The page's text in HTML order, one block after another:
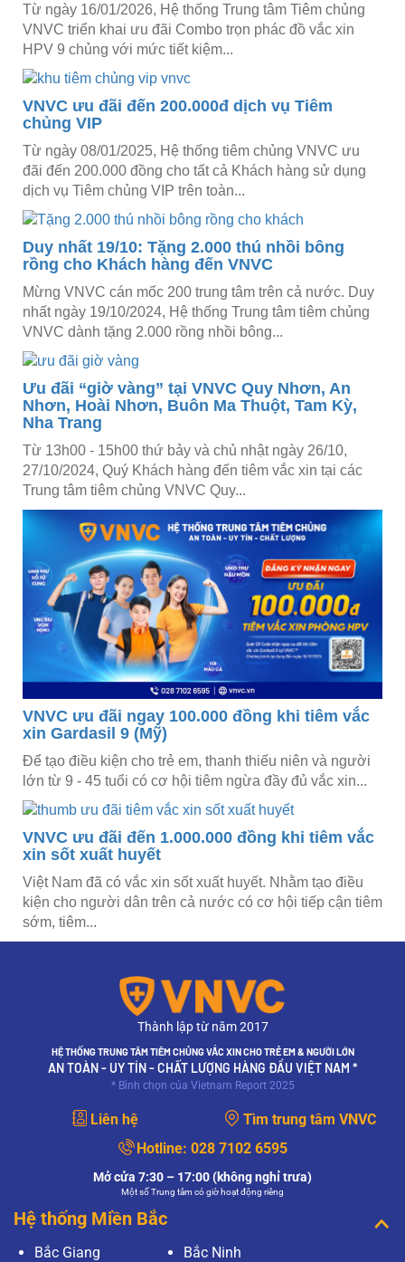
Từ ngày 16/01/2026, Hệ thống Trung tâm Tiêm chủng
VNVC triển khai ưu đãi Combo trọn phác đồ vắc xin
HPV 9 chủng với mức tiết kiệm...
VNVC ưu đãi đến 200.000đ dịch vụ Tiêm
chủng VIP
Từ ngày 08/01/2025, Hệ thống tiêm chủng VNVC ưu
đãi đến 200.000 đồng cho tất cả Khách hàng sử dụng
dịch vụ Tiêm chủng VIP trên toàn...
Duy nhất 19/10: Tặng 2.000 thú nhồi bông
rồng cho Khách hàng đến VNVC
Mừng VNVC cán mốc 200 trung tâm trên cả nước. Duy
nhất ngày 19/10/2024, Hệ thống Trung tâm tiêm chủng
VNVC dành tặng 2.000 rồng nhồi bông...
Ưu đãi “giờ vàng” tại VNVC Quy Nhơn, An
Nhơn, Hoài Nhơn, Buôn Ma Thuột, Tam Kỳ,
Nha Trang
Từ 13h00 - 15h00 thứ bảy và chủ nhật ngày 26/10,
27/10/2024, Quý Khách hàng đến tiêm vắc xin tại các
Trung tâm tiêm chủng VNVC Quy...
VNVC ưu đãi ngay 100.000 đồng khi tiêm vắc
xin Gardasil 9 (Mỹ)
Để tạo điều kiện cho trẻ em, thanh thiếu niên và người
lớn từ 9 - 45 tuổi có cơ hội tiêm ngừa đầy đủ vắc xin...
VNVC ưu đãi đến 1.000.000 đồng khi tiêm vắc
xin sốt xuất huyết
Việt Nam đã có vắc xin sốt xuất huyết. Nhằm tạo điều
kiện cho người dân trên cả nước có cơ hội tiếp cận tiêm
sớm, tiêm...
Thành lập từ năm 2017
HỆ THỐNG TRUNG TÂM TIÊM CHỦNG VẮC XIN CHO TRẺ EM & NGƯỜI LỚN
AN TOÀN - UY TÍN - CHẤT LƯỢNG HÀNG ĐẦU VIỆT NAM *
* Bình chọn của Vietnam Report 2025
Liên hệ
Tìm trung tâm VNVC
Hotline: 028 7102 6595
Mở cửa 7:30 – 17:00 (không nghỉ trưa)
Một số Trung tâm có giờ hoạt động riêng
Hệ thống Miền Bắc
Bắc Giang
Bắc Ninh